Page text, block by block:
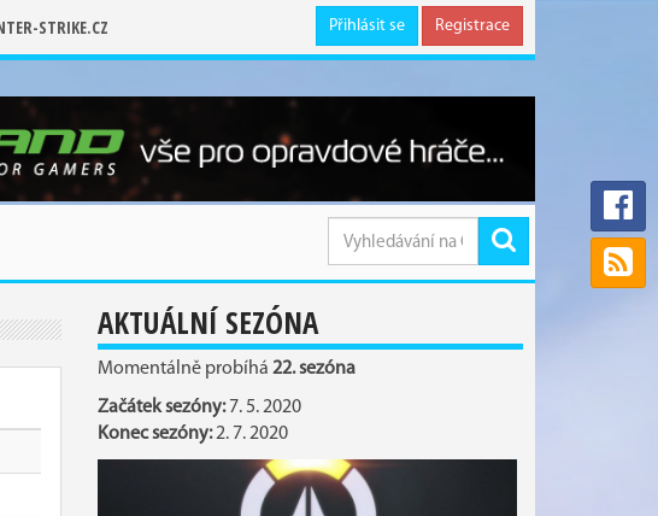
STRIKE.CZ Přihlásit se Registrace
AKTUÁLNÍ SEZÓNA
Momentálně probíhá 22. sezóna
Začátek sezóny:7. 5. 2020
Konec sezóny:2. 7. 2020